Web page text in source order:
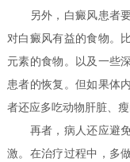
另外，白癜风患者要
对白癜风有益的食物。
元素的食物。以及一些
患者的恢复。但如果体
者还应多吃动物肝脏、瘦
再者，病人还应避免
激。在治疗过程中，多